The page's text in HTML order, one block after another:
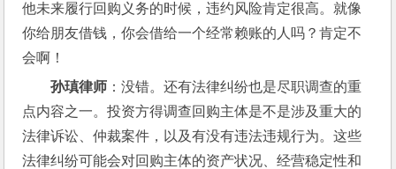
他未来履行回购义务的时候，违约风险肯定很高。就像
你给朋友借钱，你会借给一个经常赖账的人吗？肯定不
会啊！
孙瑱律师 ：没错。还有法律纠纷也是尽职调查的重
点内容之一。投资方得调查回购主体是不是涉及重大的
法律诉讼、仲裁案件，以及有没有违法违规行为。这些
法律纠纷可能会对回购主体的资产状况、经营稳定性和